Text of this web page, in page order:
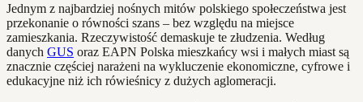
Jednym z najbardziej nośnych mitów polskiego społeczeństwa jest
przekonanie o równości szans – bez względu na miejsce
zamieszkania. Rzeczywistość demaskuje te złudzenia. Według
danych GUS oraz EAPN Polska mieszkańcy wsi i małych miast są
znacznie częściej narażeni na wykluczenie ekonomiczne, cyfrowe i
edukacyjne niż ich rówieśnicy z dużych aglomeracji.